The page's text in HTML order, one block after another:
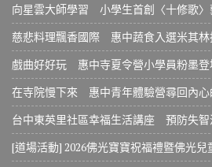
向星雲大師學習 小學生首創〈十修歌〉
慈悲料理飄香國際 惠中蔬食入選米其林
戲曲好好玩 惠中寺夏令營小學員粉墨登
在寺院慢下來 惠中青年體驗營尋回內心
台中東英里社區幸福生活講座 預防失智
[道場活動] 2026佛光寶寶祝福禮暨佛光兒